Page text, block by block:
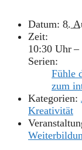
Datum: 8.
Zeit:
10:30 Uhr
Serien:
Fühle
zum
Kategorien:
Kreativität